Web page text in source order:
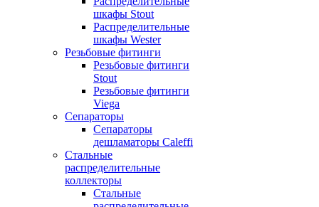
шкафы Stout
Распределительные
шкафы Wester
Резьбовые фитинги
Резьбовые фитинги
Stout
Резьбовые фитинги
Viega
Сепараторы
Сепараторы
дешламаторы Caleffi
Стальные
распределительные
коллекторы
Стальные